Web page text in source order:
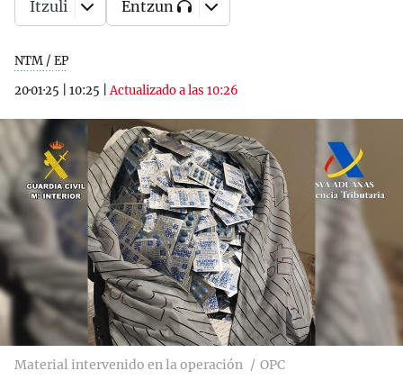
NTM / EP
20·01·25
10:25 |Actualizado a las 10:26
Itzuli Entzun
Material intervenido en la operación OPC